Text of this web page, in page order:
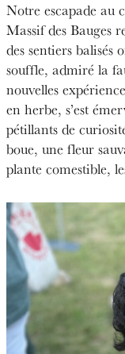
Notre escapade au
Massif des Bauges
des sentiers balisés
souffle, admiré la
nouvelles
en herbe, s’est
pétillants de
boue, une fleur
plante comestible,